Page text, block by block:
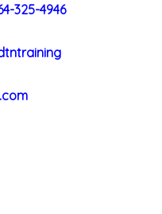
325-4946